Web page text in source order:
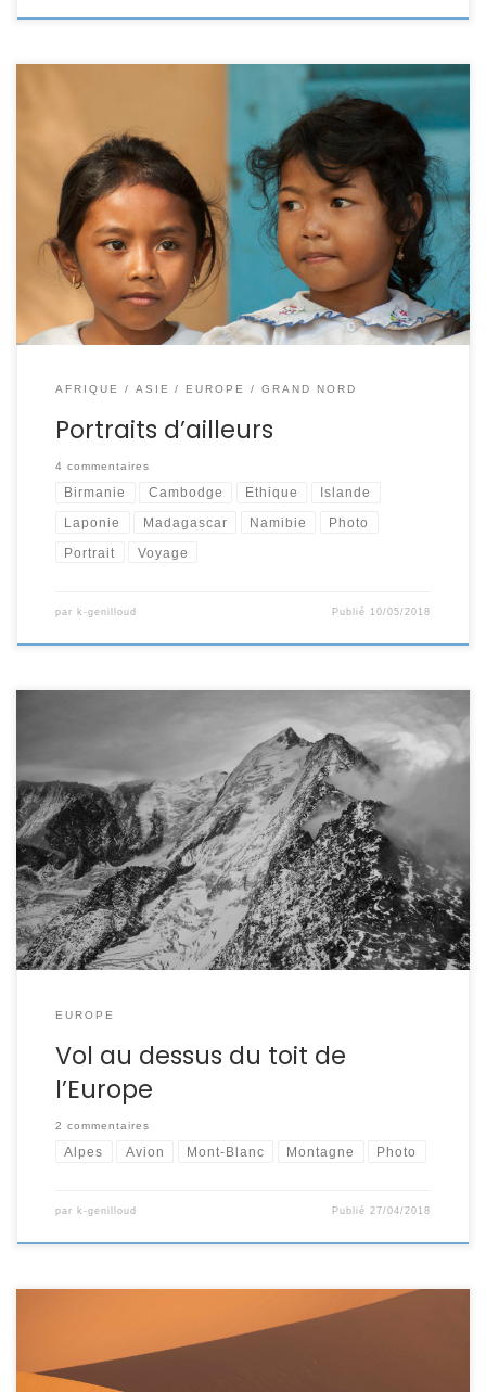
Il y a des pays où les gens se laissent plus facilement
prendre en photo que d’autre. Dans certaine culture, il
existe des croyances par rapport à la photo. Certain
pense qu’elle vole l’âme de la personne. Un portrait doit
donc se faire dans le respect et la dignité. Mon […]
AFRIQUE ASIE EUROPE GRAND NORD
Portraits d’ailleurs
4 commentaires
Birmanie Cambodge Ethique Islande
Laponie Madagascar Namibie Photo
Portrait Voyage
par k-genilloud Publié 10/05/2018
Voyage dans les airs L’aventure commence à l’aéroclub
de Genève. Un matin de septembre sous un ciel nuageux,
nous prenons place à bord d’un Piper Saratoga II HP pour
un vol au au dessus des Alpes. Joseph Raïs, notre pilote,
va nous faire vivre des sensations fortes. Après le
décollage […]
EUROPE
Vol au dessus du toit de
l’Europe
2 commentaires
Alpes Avion Mont-Blanc Montagne Photo
par k-genilloud Publié27/04/2018
Lignes droites dans les dunes Quand on pense aux dunes